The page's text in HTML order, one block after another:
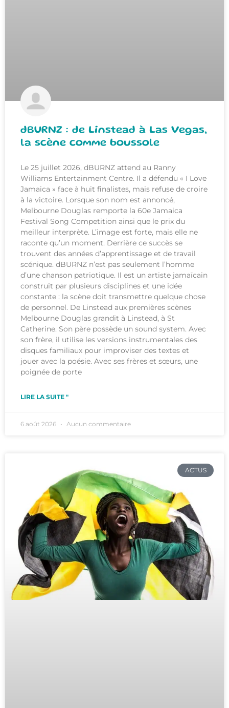
dBURNZ : de Linstead à Las Vegas,
la scène comme boussole
Le 25 juillet 2026, dBURNZ attend au Ranny
Williams Entertainment Centre. Il a défendu « I Love
Jamaica » face à huit finalistes, mais refuse de croire
à la victoire. Lorsque son nom est annoncé,
Melbourne Douglas remporte la 60e Jamaica
Festival Song Competition ainsi que le prix du
meilleur interprète. L’image est forte, mais elle ne
raconte qu’un moment. Derrière ce succès se
trouvent des années d’apprentissage et de travail
scénique. dBURNZ n’est pas seulement l’homme
d’une chanson patriotique. Il est un artiste jamaïcain
construit par plusieurs disciplines et une idée
constante : la scène doit transmettre quelque chose
de personnel. De Linstead aux premières scènes
Melbourne Douglas grandit à Linstead, à St
Catherine. Son père possède un sound system. Avec
son frère, il utilise les versions instrumentales des
disques familiaux pour improviser des textes et
jouer avec la poésie. Avec ses frères et sœurs, une
poignée de porte
LIRE LA SUITE "
6 août 2026 Aucun commentaire
ACTUS